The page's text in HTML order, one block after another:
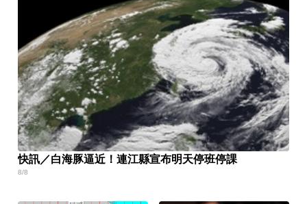
快訊／白海豚逼近！連江縣宣布明天停班停課
8/8